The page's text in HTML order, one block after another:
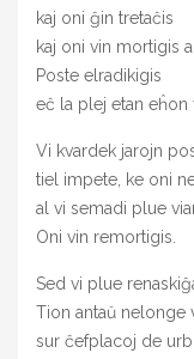
kaj oni ĝin tretaĉis
kaj oni vin mortigis
Poste elradikigis
eĉ la plej etan eĥon
Vi kvardek jarojn
tiel impete, ke oni
al vi semadi plue
Oni vin remortigis.
Sed vi plue
Tion antaŭ nelonge
sur ĉefplacoj de